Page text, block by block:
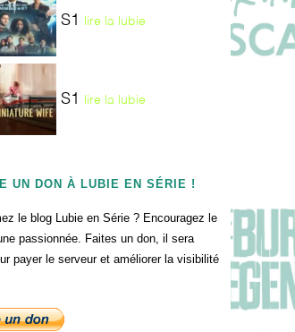
S1 lire la lubie
S1 lire la lubie
UN DON À LUBIE EN SÉRIE !
le blog Lubie en Série ? Encouragez le
passionnée. Faites un don, il sera
payer le serveur et améliorer la visibilité